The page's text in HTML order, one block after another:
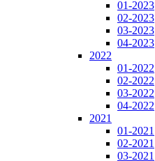
01-2023
02-2023
03-2023
04-2023
2022
01-2022
02-2022
03-2022
04-2022
2021
01-2021
02-2021
03-2021